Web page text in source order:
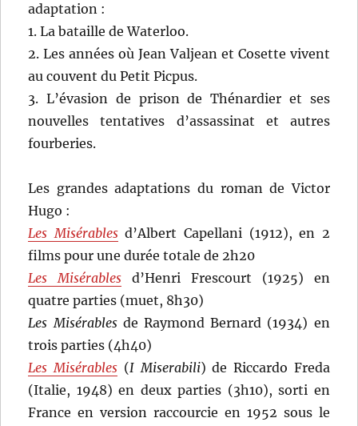
adaptation :
1. La bataille de Waterloo.
2. Les années où Jean Valjean et Cosette vivent
au couvent du Petit Picpus.
3. L’évasion de prison de Thénardier et ses
nouvelles tentatives d’assassinat et autres
fourberies.
Les grandes adaptations du roman de Victor
Hugo :
Les Misérablesd’Albert Capellani (1912), en 2
films pour une durée totale de 2h20
Les Misérables d’Henri Frescourt (1925) en
quatre parties (muet, 8h30)
Les Misérablesde Raymond Bernard (1934) en
trois parties (4h40)
Les Misérables (I Miserabili) de Riccardo Freda
(Italie, 1948) en deux parties (3h10), sorti en
France en version raccourcie en 1952 sous le